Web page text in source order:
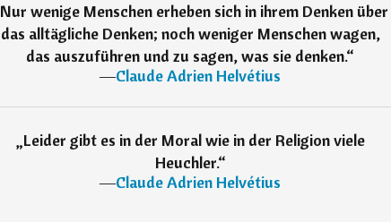
Nur wenige Menschen erheben sich in ihrem Denken über
das alltägliche Denken; noch weniger Menschen wagen,
das auszuführen und zu sagen, was sie denken.“
―Claude Adrien Helvétius
„Leider gibt es in der Moral wie in der Religion viele
Heuchler.“
―Claude Adrien Helvétius